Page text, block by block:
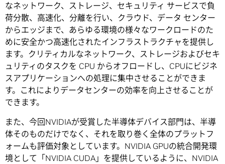
なネットワーク、ストレージ、セキュリティ サービスで負
荷分散、高速化、分離を行い、クラウド、データ センター
からエッジまで、あらゆる環境の様々なワークロードのた
めに安全かつ高速化されたインフラストラクチャを提供し
ます。クリティカルなネットワーク、ストレージおよびセキ
ュリティのタスクを CPU からオフロードし、CPUにビジネ
スアプリケーションへの処理に集中させることができま
す。これによりデータセンターの効率を向上させることが
できます。
また、今回NVIDIAが受賞した半導体デバイス部門は、半導
体そのものだけでなく、それを取り巻く全体のプラットフ
ォームも評価対象としています。NVIDIA GPUの統合開発環
境として「NVIDIA CUDA」を提供しているように、NVIDIA